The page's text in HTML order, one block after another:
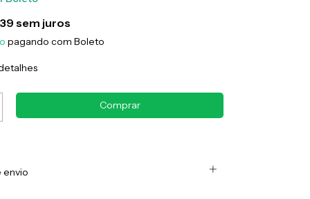
sem juros
pagando com Boleto
envio